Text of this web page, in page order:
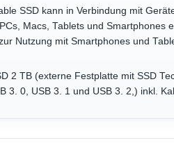
SSD kann in Verbindung mit
Macs, Tablets und Smartphones
Nutzung mit Smartphones und
2 TB (externe Festplatte mit SSD
3. 0, USB 3. 1 und USB 3. 2,) inkl.